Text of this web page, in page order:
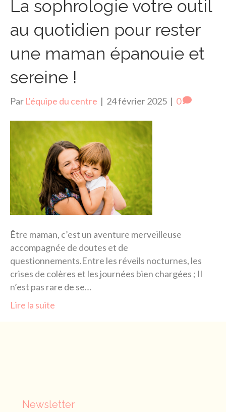
La sophrologie votre outil
au quotidien pour rester
une maman épanouie et
sereine !
Par L'équipe du centre | 24 février 2025 | 0
Être maman, c’est un aventure merveilleuse
accompagnée de doutes et de
questionnements.Entre les réveils nocturnes, les
crises de colères et les journées bien chargées ; Il
n’est pas rare de se…
Lire la suite
Newsletter